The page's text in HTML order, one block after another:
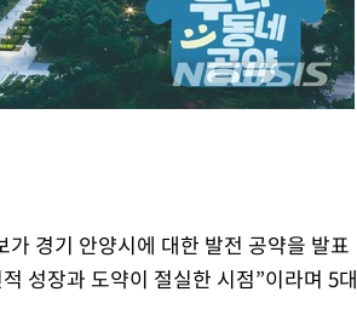
경기 안양시에 대한 발전 공약을 발표
성장과 도약이 절실한 시점”이라며 5대